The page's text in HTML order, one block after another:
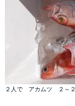
２人で アカムツ ２～